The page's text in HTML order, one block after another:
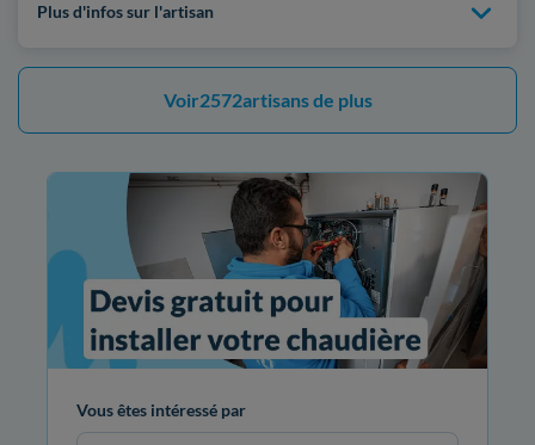
Plus d'infos sur l'artisan
Voir2572artisans de plus
Vous êtes intéressé par